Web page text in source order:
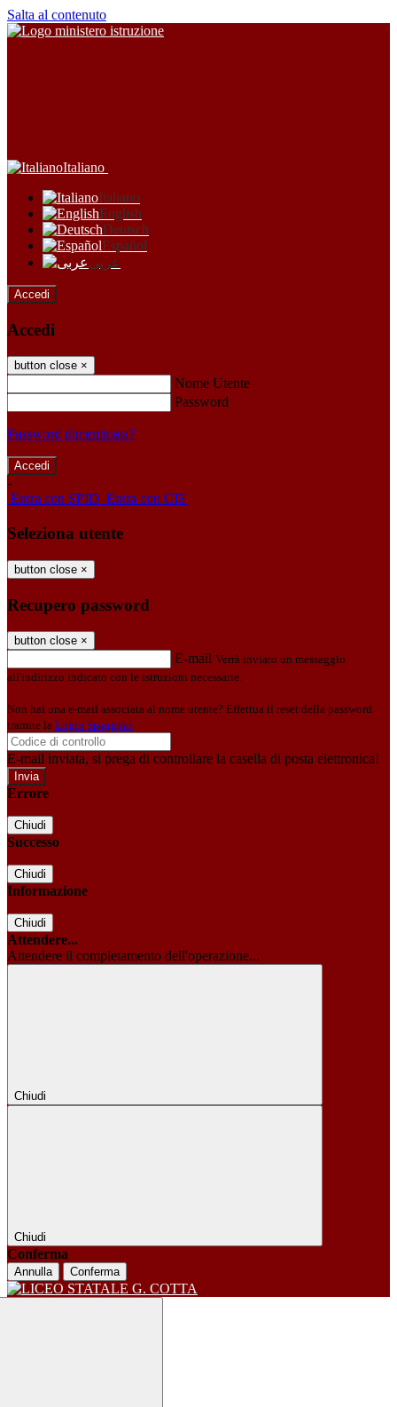
Salta al contenuto
Italiano
Italiano
English
Deutsch
Español
عربى
Accedi
Accedi
button close ×
Nome Utente
Password
Password dimenticata?
-
Entra con SPID Entra con CIE
Seleziona utente
button close ×
Recupero password
button close ×
E-mail Verrà inviato un messaggio
all'indirizzo indicato con le istruzioni necessarie.
Non hai una e-mail associata al nome utente? Effettua il reset della password
tramite la Login Spaggiari
E-mail inviata, si prega di controllare la casella di posta elettronica!
Errore
Chiudi
Successo
Chiudi
Informazione
Chiudi
Attendere...
Attendere il completamento dell'operazione...
Chiudi
Chiudi
Conferma
Annulla Conferma